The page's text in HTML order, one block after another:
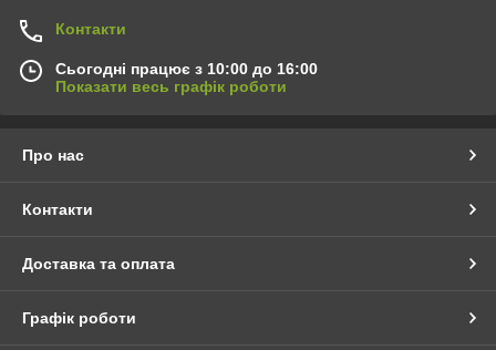
Контакти
Сьогодні працює з 10:00 до 16:00
Показати весь графік роботи
Про нас
Контакти
Доставка та оплата
Графік роботи